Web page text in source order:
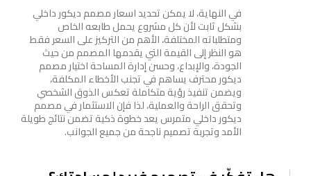
في النهاية، لا يمكن تحديد اسعار مصمم ديكور داخلي
بشكل ثابت لأن كل مشروع يحمل طابعه الخاص
ومتطلباته المختلفة، الأهم من التركيز على السعر فقط
هو النظر إلى القيمة التي يقدمها المصمم من حيث
الجودة، والإبداع، وحسن إدارة المساحة اختيار مصمم
ديكور محترف يساهم في تجنب الأخطاء المكلفة،
ويضمن تنفيذ رؤية متكاملة تعكس الذوق الشخصي
وتحقق الراحة والعملية، لذا فإن الاستثمار في مصمم
ديكور داخلي متمرس يعد خطوة ذكية تضمن نتائج طويلة
الأمد وتجربة تصميم ناجحة من جميع الجوانب.